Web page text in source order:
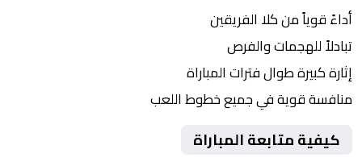
أداءً قوياً من كلا الفريقين
تبادلاً للهجمات والفرص
إثارة كبيرة طوال فترات المباراة
منافسة قوية في جميع خطوط اللعب
كيفية متابعة المباراة